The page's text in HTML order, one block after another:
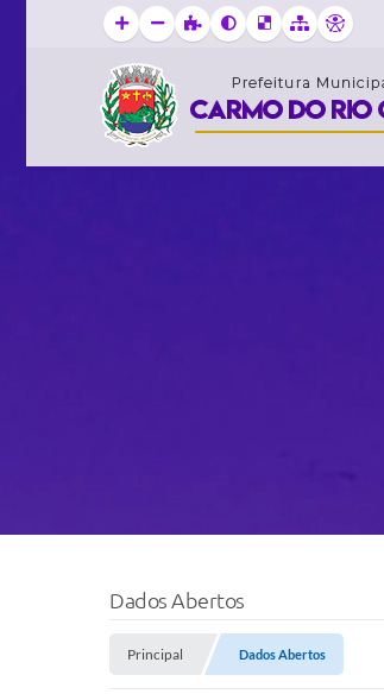
Dados Abertos
Principal Dados Abertos